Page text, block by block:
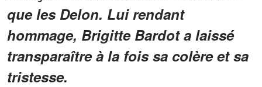
que les Delon. Lui rendant
hommage, Brigitte Bardot a laissé
transparaître à la fois sa colère et sa
tristesse.